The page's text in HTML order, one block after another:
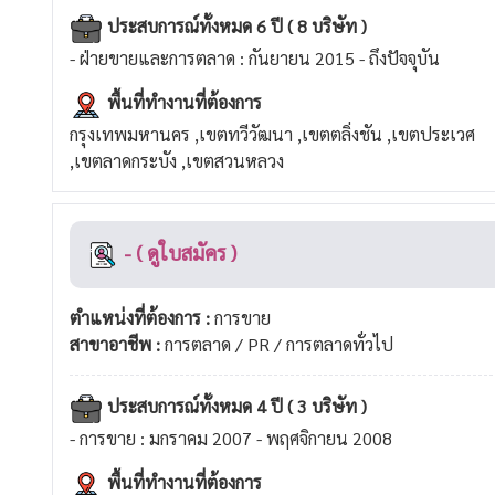
ประสบการณ์ทั้งหมด 6 ปี ( 8 บริษัท )
- ฝ่ายขายและการตลาด : กันยายน 2015 - ถึงปัจจุบัน
พื้นที่ทำงานที่ต้องการ
กรุงเทพมหานคร ,เขตทวีวัฒนา ,เขตตลิ่งชัน ,เขตประเวศ
,เขตลาดกระบัง ,เขตสวนหลวง
- ( ดูใบสมัคร )
ตำแหน่งที่ต้องการ :การขาย
สาขาอาชีพ :การตลาด / PR / การตลาดทั่วไป
ประสบการณ์ทั้งหมด 4 ปี ( 3 บริษัท )
- การขาย : มกราคม 2007 - พฤศจิกายน 2008
พื้นที่ทำงานที่ต้องการ